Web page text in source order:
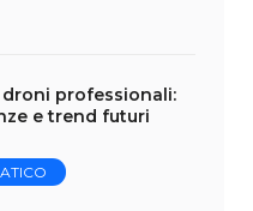
professionali:
e trend futuri